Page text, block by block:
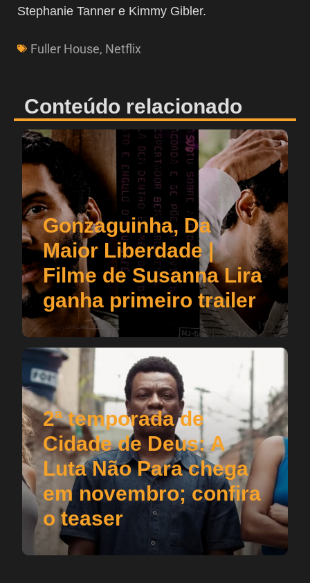
Stephanie Tanner e Kimmy Gibler.
Fuller House, Netflix
Conteúdo relacionado
Gonzaguinha, Da
Maior Liberdade |
Filme de Susanna Lira
ganha primeiro trailer
2ª temporada de
Cidade de Deus: A
Luta Não Para chega
em novembro; confira
o teaser